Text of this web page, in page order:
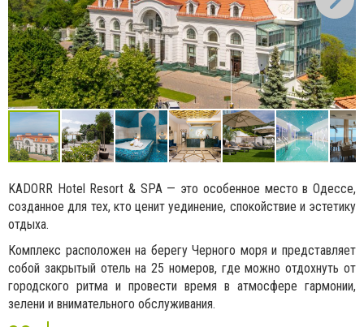
KADORR Hotel Resort & SPA — это особенное место в Одессе,
созданное для тех, кто ценит уединение, спокойствие и эстетику
отдыха.
Комплекс расположен на берегу Черного моря и представляет
собой закрытый отель на 25 номеров, где можно отдохнуть от
городского ритма и провести время в атмосфере гармонии,
зелени и внимательного обслуживания.